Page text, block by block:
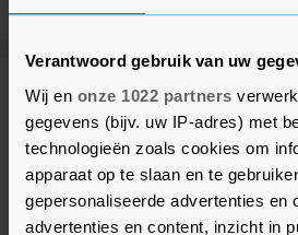
Verantwoord gebruik van uw
Wij en onze 1022 partners
gegevens (bijv. uw IP-adres) met
technologieën zoals cookies om
apparaat op te slaan en te
gepersonaliseerde advertenties en
advertenties en content, inzicht in
Meer uit Beveland
Spoedhulp bij medische
noodsituatie in Colijnsplaat
8 maanden geleden